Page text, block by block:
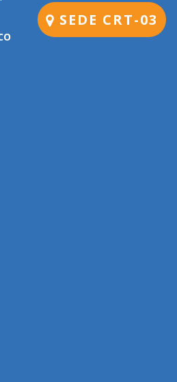
SEDE CRT-03